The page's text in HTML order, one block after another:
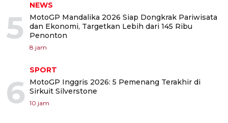
5
NEWS
MotoGP Mandalika 2026 Siap Dongkrak Pariwisata
dan Ekonomi, Targetkan Lebih dari 145 Ribu
Penonton
8 jam
6
SPORT
MotoGP Inggris 2026: 5 Pemenang Terakhir di
Sirkuit Silverstone
10 jam